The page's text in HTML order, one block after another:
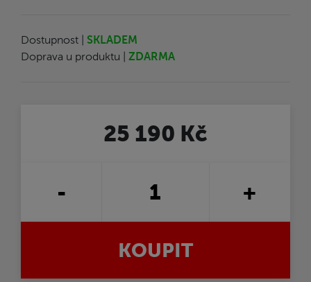
Dostupnost | SKLADEM
Doprava u produktu | ZDARMA
25 190 Kč
- +
KOUPIT